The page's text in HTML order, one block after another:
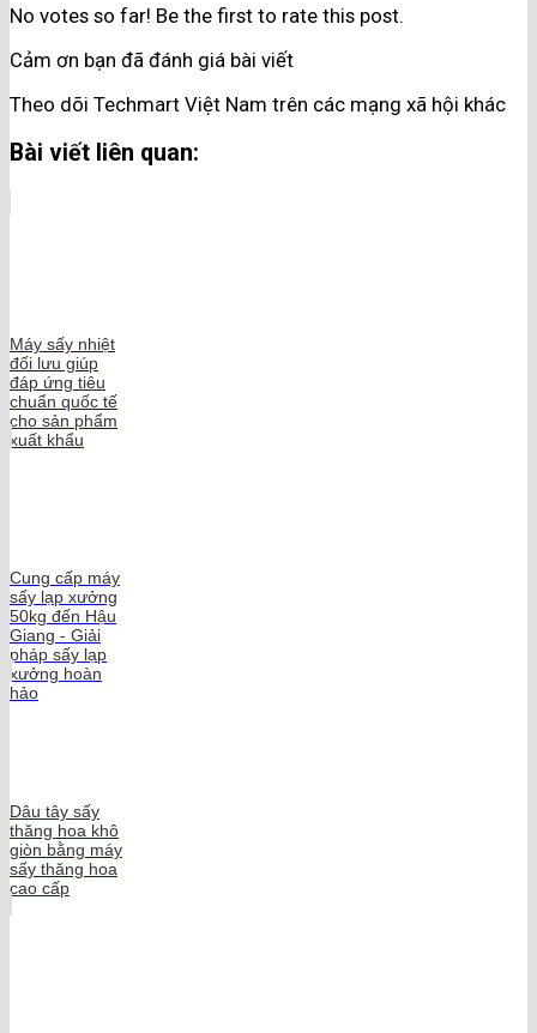
No votes so far! Be the first to rate this post.
Cảm ơn bạn đã đánh giá bài viết
Theo dõi Techmart Việt Nam trên các mạng xã hội khác
Bài viết liên quan:
Máy sấy nhiệt
đối lưu giúp
đáp ứng tiêu
chuẩn quốc tế
cho sản phẩm
xuất khẩu
Cung cấp máy
sấy lạp xưởng
50kg đến Hậu
Giang - Giải
pháp sấy lạp
xưởng hoàn
hảo
Dâu tây sấy
thăng hoa khô
giòn bằng máy
sấy thăng hoa
cao cấp